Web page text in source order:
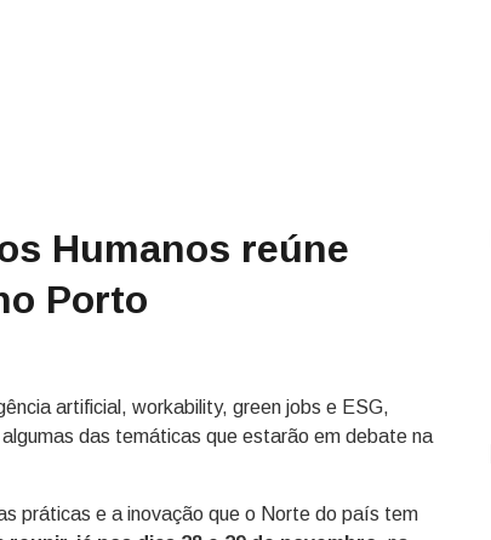
Humanos reúne
Porto
artificial, workability, green jobs e ESG,
das temáticas que estarão em debate na
práticas e a inovação que o Norte do país tem